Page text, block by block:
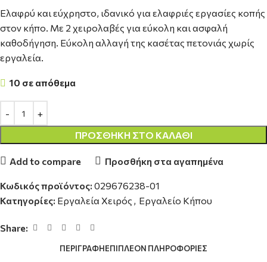
Ελαφρύ και εύχρηστο, ιδανικό για ελαφριές εργασίες κοπής
στον κήπο. Με 2 χειρολαβές για εύκολη και ασφαλή
καθοδήγηση. Εύκολη αλλαγή της κασέτας πετονιάς χωρίς
εργαλεία.
10 σε απόθεμα
ΠΡΟΣΘΉΚΗ ΣΤΟ ΚΑΛΆΘΙ
Add to compare Προσθήκη στα αγαπημένα
Κωδικός προϊόντος: 029676238-01
Κατηγορίες: Εργαλεία Χειρός , Εργαλείο Κήπου
Share:
ΠΕΡΙΓΡΑΦΉΕΠΙΠΛΈΟΝ ΠΛΗΡΟΦΟΡΊΕΣ